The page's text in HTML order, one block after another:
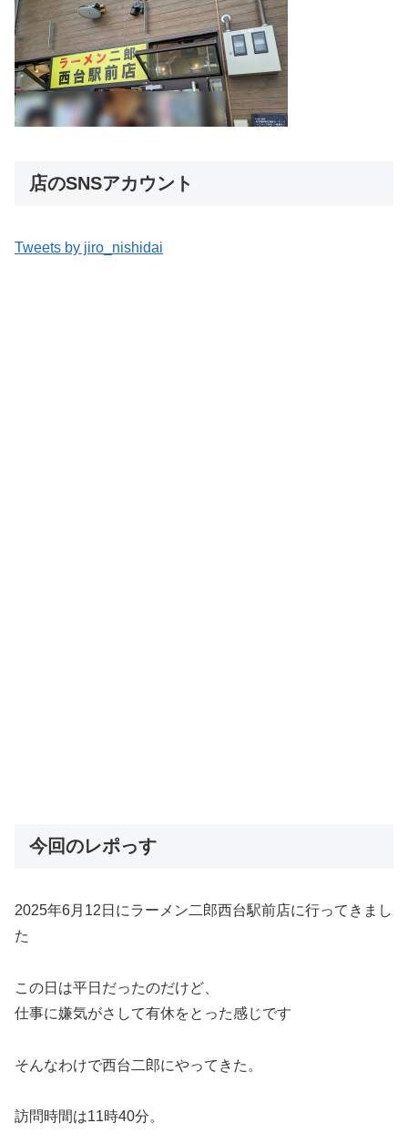
店のSNSアカウント
Tweets by jiro_nishidai
今回のレポっす
2025年6月12日にラーメン二郎西台駅前店に行ってきまし
た
この日は平日だったのだけど、
仕事に嫌気がさして有休をとった感じです
そんなわけで西台二郎にやってきた。
訪問時間は11時40分。